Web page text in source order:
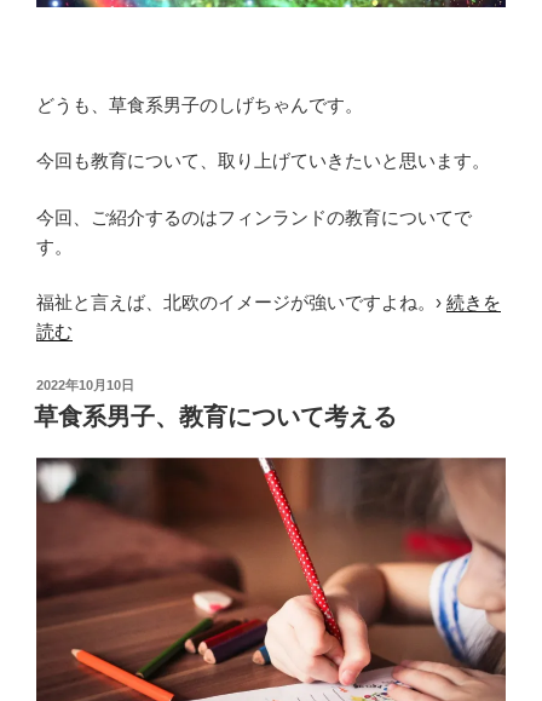
どうも、草食系男子のしげちゃんです。
今回も教育について、取り上げていきたいと思います。
今回、ご紹介するのはフィンランドの教育についてで
す。
福祉と言えば、北欧のイメージが強いですよね。› 続きを
読む
投
稿
日:
2022年10月10日
草食系男子、教育について考える